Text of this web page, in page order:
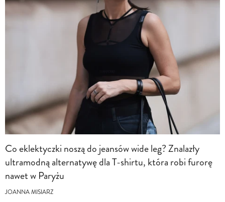
Co eklektyczki noszą do jeansów wide leg? Znalazły
ultramodną alternatywę dla T-shirtu, która robi furorę
nawet w Paryżu
JOANNA MISIARZ